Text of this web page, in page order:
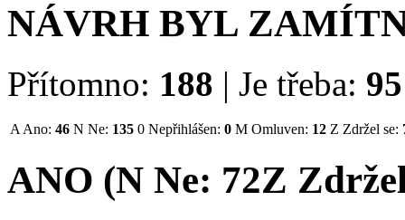
NÁVRH BYL
Přítomno: 188 | Je třeba: 95
A Ano: 46 N Ne: 135 0 Nepřihlášen: 0 M Omluven: 12 Z Zdržel se:
ANO (N Ne: 72Z